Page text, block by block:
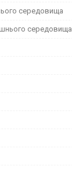
середовища
середовища